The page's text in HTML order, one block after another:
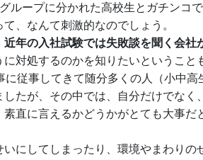
ループに分かれた高校生とガチンコで
、なんて刺激的なのでしょう。
近年の入社試験では失敗談を聞く会社
対処するのかを知りたいということ
従事してきて随分多くの人（小中
たが、その中では、自分だけでなく
直に言えるかどうかがとても大事だ
にしてしまったり、環境やまわり